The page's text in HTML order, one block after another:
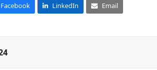
Facebook LinkedIn Email